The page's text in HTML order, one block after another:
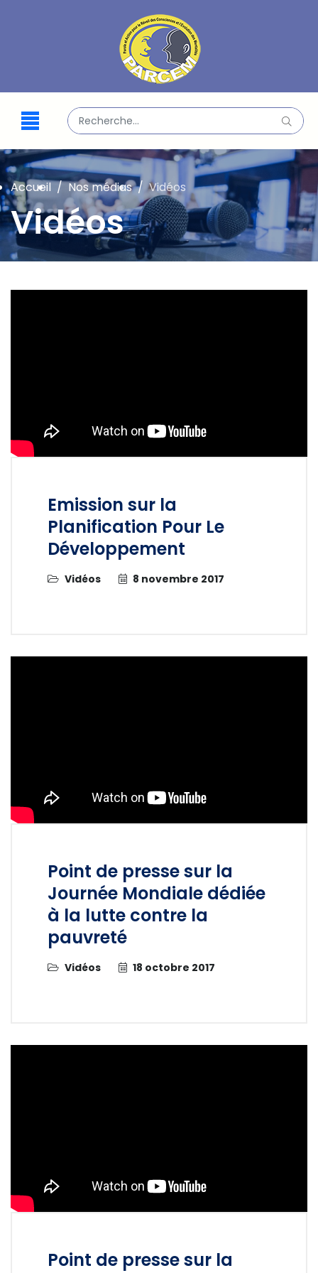
Valider
Vidéos
Accueil Nos médias Vidéos
Emission sur la
Planification Pour Le
Développement
Vidéos 8 novembre 2017
Point de presse sur la
Journée Mondiale dédiée
à la lutte contre la
pauvreté
Vidéos 18 octobre 2017
Point de presse sur la